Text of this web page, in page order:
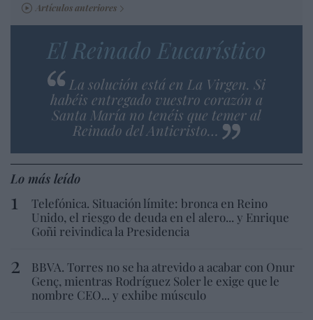
Artículos anteriores
El Reinado Eucarístico
La solución está en La Virgen. Si
habéis entregado vuestro corazón a
Santa María no tenéis que temer al
Reinado del Anticristo…
Lo más leído
Telefónica. Situación límite: bronca en Reino
Unido, el riesgo de deuda en el alero... y Enrique
Goñi reivindica la Presidencia
BBVA. Torres no se ha atrevido a acabar con Onur
Genç, mientras Rodríguez Soler le exige que le
nombre CEO... y exhibe músculo